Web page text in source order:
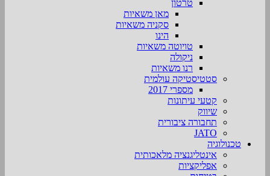
טרטון
מאן משאיות
סקניה משאיות
הינו
טויוטה משאיות
ניקולה
רנו משאיות
סטטיסטיקה עולמית
מספרי 2017
קטעי עיתונות
שיווק
תחבורה ציבורית
JATO
טכנולוגיה
אינטליגנציה מלאכותית
אפליקציות